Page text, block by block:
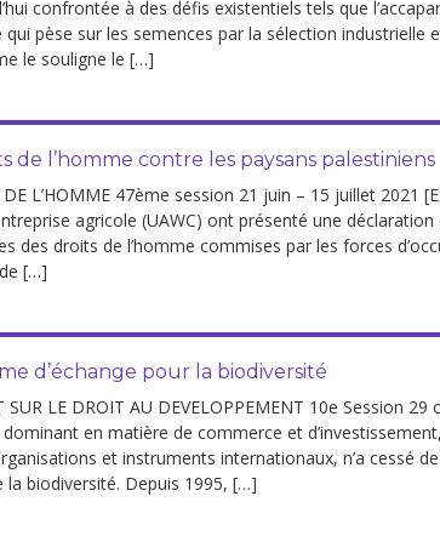
Guatemala
Nigeria
Palestine
Turquie
Venezuela
confrontée à des défis existentiels tels que
pèse sur les semences par la sélection industrielle
le souligne le […]
de l’homme contre les paysans palestiniens
DE L’HOMME 47ème session 21 juin – 15 juillet 2021
agricole (UAWC) ont présenté une
des droits de l’homme commises par les forces
[…]
d’échange pour la biodiversité
SUR LE DROIT AU DEVELOPPEMENT 10e Session
en matière de commerce et
et instruments internationaux, n’a cessé
biodiversité. Depuis 1995, […]